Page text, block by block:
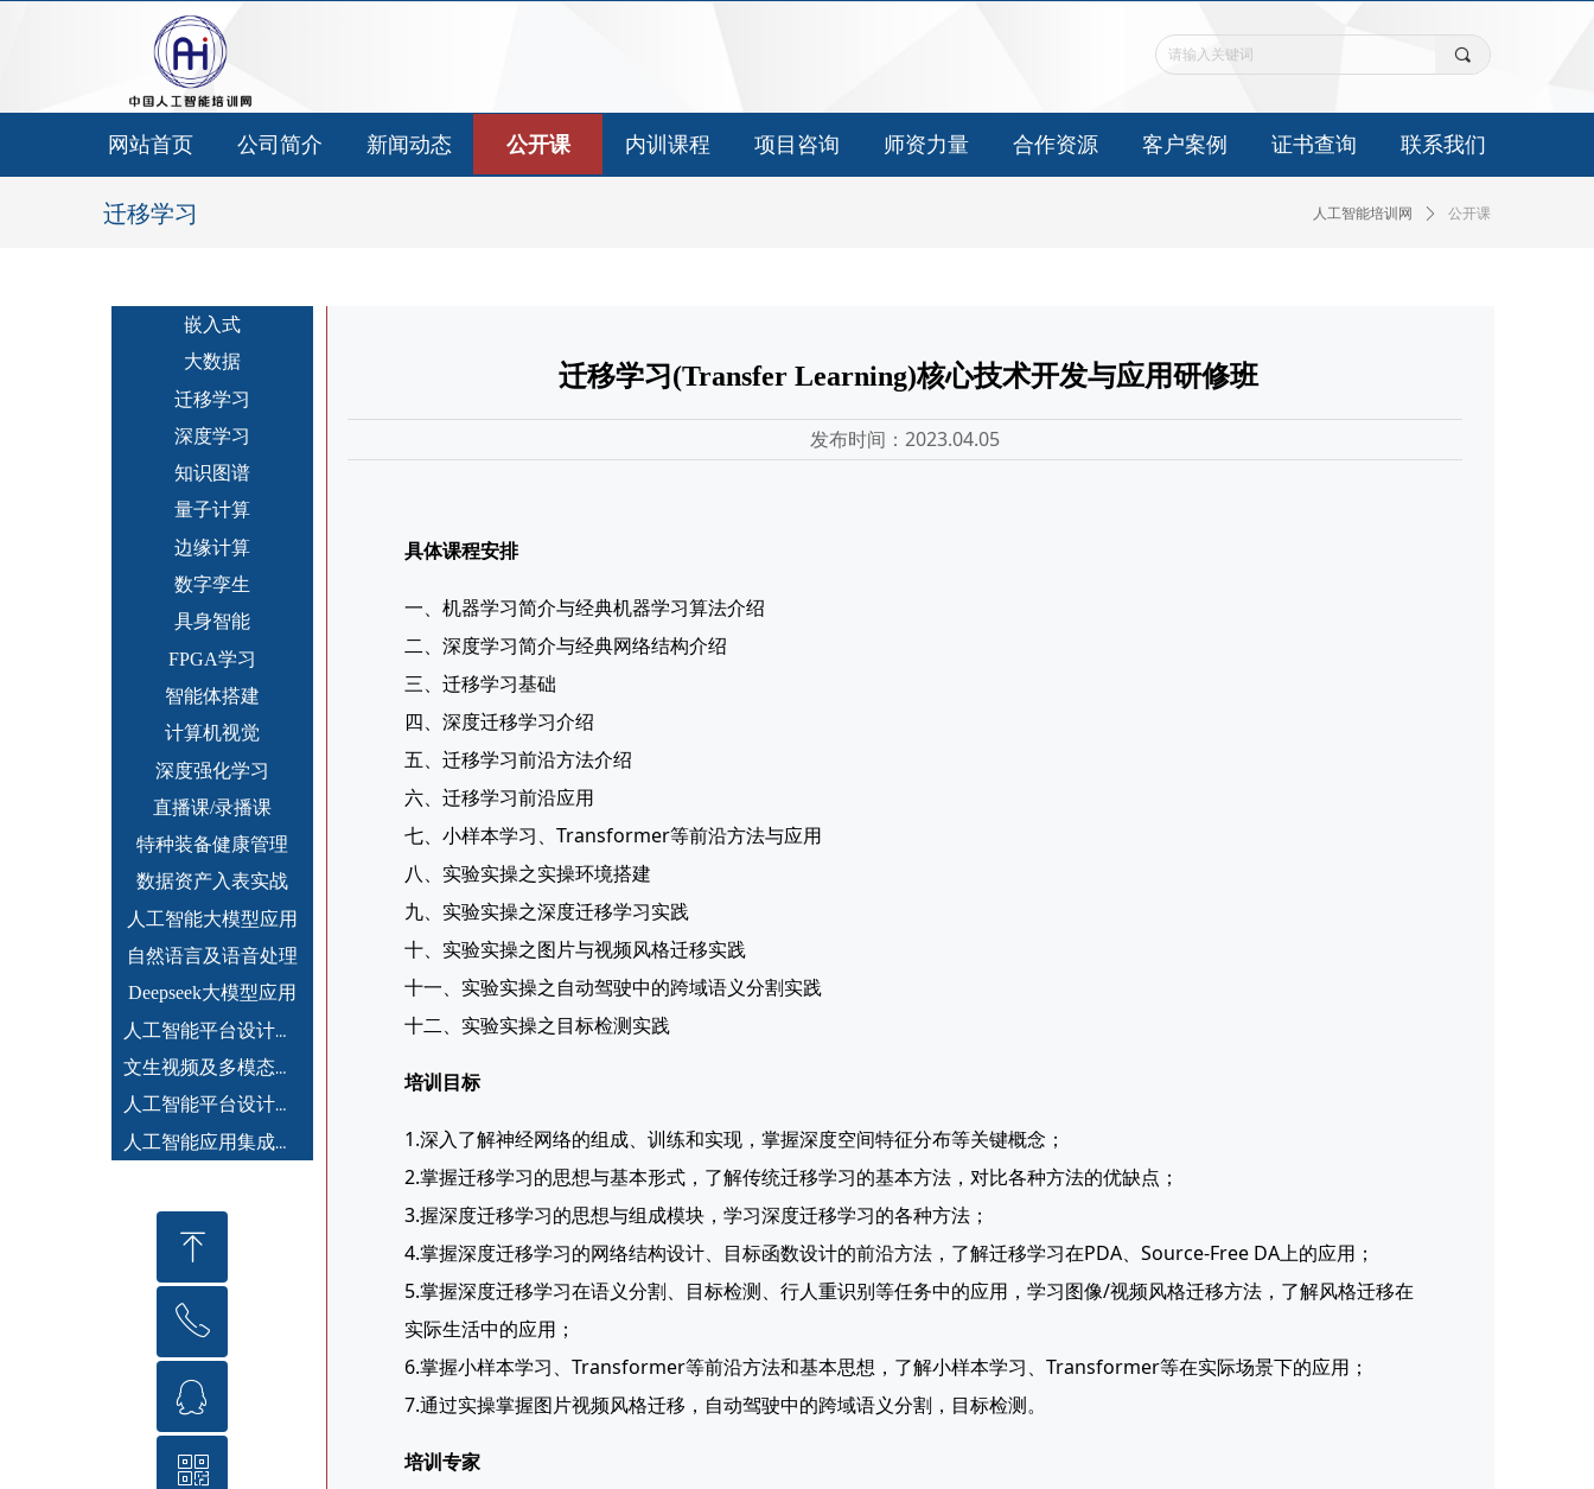
网站首页 公司简介 新闻动态 公开课 内训课程 项目咨询 师资力量 合作资源 客户案例 证书查询 联系我们
끠
人工智能培训网 ꄲ 公开课
迁移学习
嵌入式
大数据
迁移学习
深度学习
知识图谱
量子计算
边缘计算
数字孪生
具身智能
FPGA学习
智能体搭建
计算机视觉
深度强化学习
直播课/录播课
特种装备健康管理
数据资产入表实战
人工智能大模型应用
自然语言及语音处理
Deepseek大模型应用
人工智能平台设计开发
文生视频及多模态大模型
人工智能平台设计开发工程师
人工智能应用集成设计开发工程师
迁移学习(Transfer Learning)核心技术开发与应用研修班
发布时间：2023.04.05
具体课程安排
一、机器学习简介与经典机器学习算法介绍
二、深度学习简介与经典网络结构介绍
三、迁移学习基础
四、深度迁移学习介绍
五、迁移学习前沿方法介绍
六、迁移学习前沿应用
七、小样本学习、Transformer等前沿方法与应用
八、实验实操之实操环境搭建
九、实验实操之深度迁移学习实践
十、实验实操之图片与视频风格迁移实践
十一、实验实操之自动驾驶中的跨域语义分割实践
十二、实验实操之目标检测实践
培训目标
1.深入了解神经网络的组成、训练和实现，掌握深度空间特征分布等关键概念；
2.掌握迁移学习的思想与基本形式，了解传统迁移学习的基本方法，对比各种方法的优缺点；
3.握深度迁移学习的思想与组成模块，学习深度迁移学习的各种方法；
4.掌握深度迁移学习的网络结构设计、目标函数设计的前沿方法，了解迁移学习在PDA、Source-Free DA上的应用；
5.掌握深度迁移学习在语义分割、目标检测、行人重识别等任务中的应用，学习图像/视频风格迁移方法，了解风格迁移在
实际生活中的应用；
6.掌握小样本学习、Transformer等前沿方法和基本思想，了解小样本学习、Transformer等在实际场景下的应用；
7.通过实操掌握图片视频风格迁移，自动驾驶中的跨域语义分割，目标检测。
培训专家
ꁸ
回到顶部
ꂅ
010-81311930
ꁗ
QQ客服
ꀥ